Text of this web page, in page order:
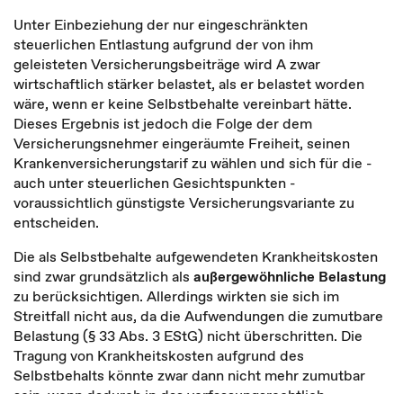
Unter Einbeziehung der nur eingeschränkten
steuerlichen Entlastung aufgrund der von ihm
geleisteten Versicherungsbeiträge wird A zwar
wirtschaftlich stärker belastet, als er belastet worden
wäre, wenn er keine Selbstbehalte vereinbart hätte.
Dieses Ergebnis ist jedoch die Folge der dem
Versicherungsnehmer eingeräumte Freiheit, seinen
Krankenversicherungstarif zu wählen und sich für die -
auch unter steuerlichen Gesichtspunkten -
voraussichtlich günstigste Versicherungsvariante zu
entscheiden.
Die als Selbstbehalte aufgewendeten Krankheitskosten
sind zwar grundsätzlich als außergewöhnliche Belastung
zu berücksichtigen. Allerdings wirkten sie sich im
Streitfall nicht aus, da die Aufwendungen die zumutbare
Belastung (§ 33 Abs. 3 EStG) nicht überschritten. Die
Tragung von Krankheitskosten aufgrund des
Selbstbehalts könnte zwar dann nicht mehr zumutbar